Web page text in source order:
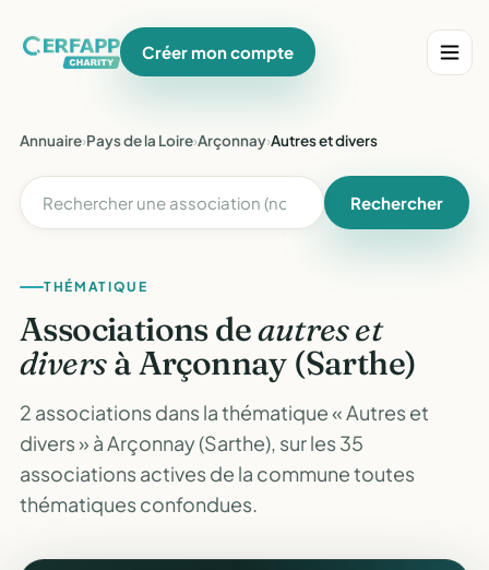
Créer mon compte
Annuaire›Pays de la Loire›Arçonnay›Autres et divers
Rechercher
THÉMATIQUE
Associations deautres et
diversà Arçonnay (Sarthe)
2 associations dans la thématique « Autres et
divers » à Arçonnay (Sarthe), sur les 35
associations actives de la commune toutes
thématiques confondues.